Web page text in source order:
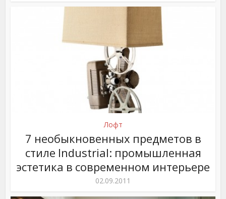
Лофт
7 необыкновенных предметов в
стиле Industrial: промышленная
эстетика в современном интерьере
02.09.2011